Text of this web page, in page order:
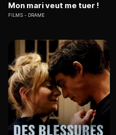
Mon mari veut me tuer !
FILMS DRAME